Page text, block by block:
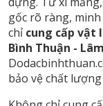
gốc rõ ràng,
chỉ cung cấp vật
Bình Thuận -
bảo vệ chất